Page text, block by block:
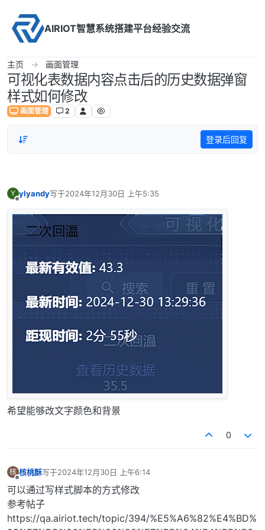
AIRIOT智慧系统搭建平台经验交流
主页 画面管理
可视化表数据内容点击后的历史数据弹窗
样式如何修改
画面管理 2
登录后回复
Y ylyandy写于2024年12月30日 上午5:35
最后由 编辑
希望能够改文字颜色和背景
0
核 核桃酥写于2024年12月30日 上午6:14
最后由 编辑
可以通过写样式脚本的方式修改
参考帖子
https://qa.airiot.tech/topic/394/%E5%A6%82%E4%BD%